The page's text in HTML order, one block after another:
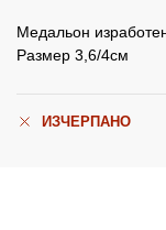
Медальон
Размер 3,6/4см
ИЗЧЕРПАНО